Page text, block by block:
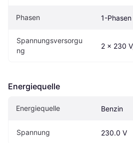
Phasen 1-Phasen
Spannungsversorgu
ng
2 x 230
Energiequelle
Energiequelle Benzin
Spannung 230.0 V